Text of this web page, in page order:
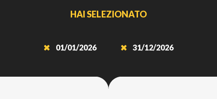
HAI SELEZIONATO
01/01/2026 31/12/2026